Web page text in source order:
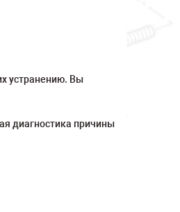
устранению. Вы
диагностика причины